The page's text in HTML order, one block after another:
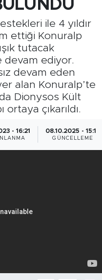
ile 4 yıldır
ettiği Konuralp
tutacak
devam ediyor.
devam eden
alan Konuralp’te
Dionysos Kült
ortaya çıkarıldı.
- 16:21 08.10.2025 - 15:16
GÜNCELLEME